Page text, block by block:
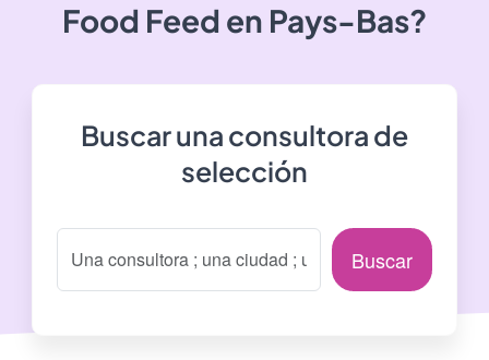
Food Feed en Pays-Bas?
Buscar una consultora de
selección
Buscar